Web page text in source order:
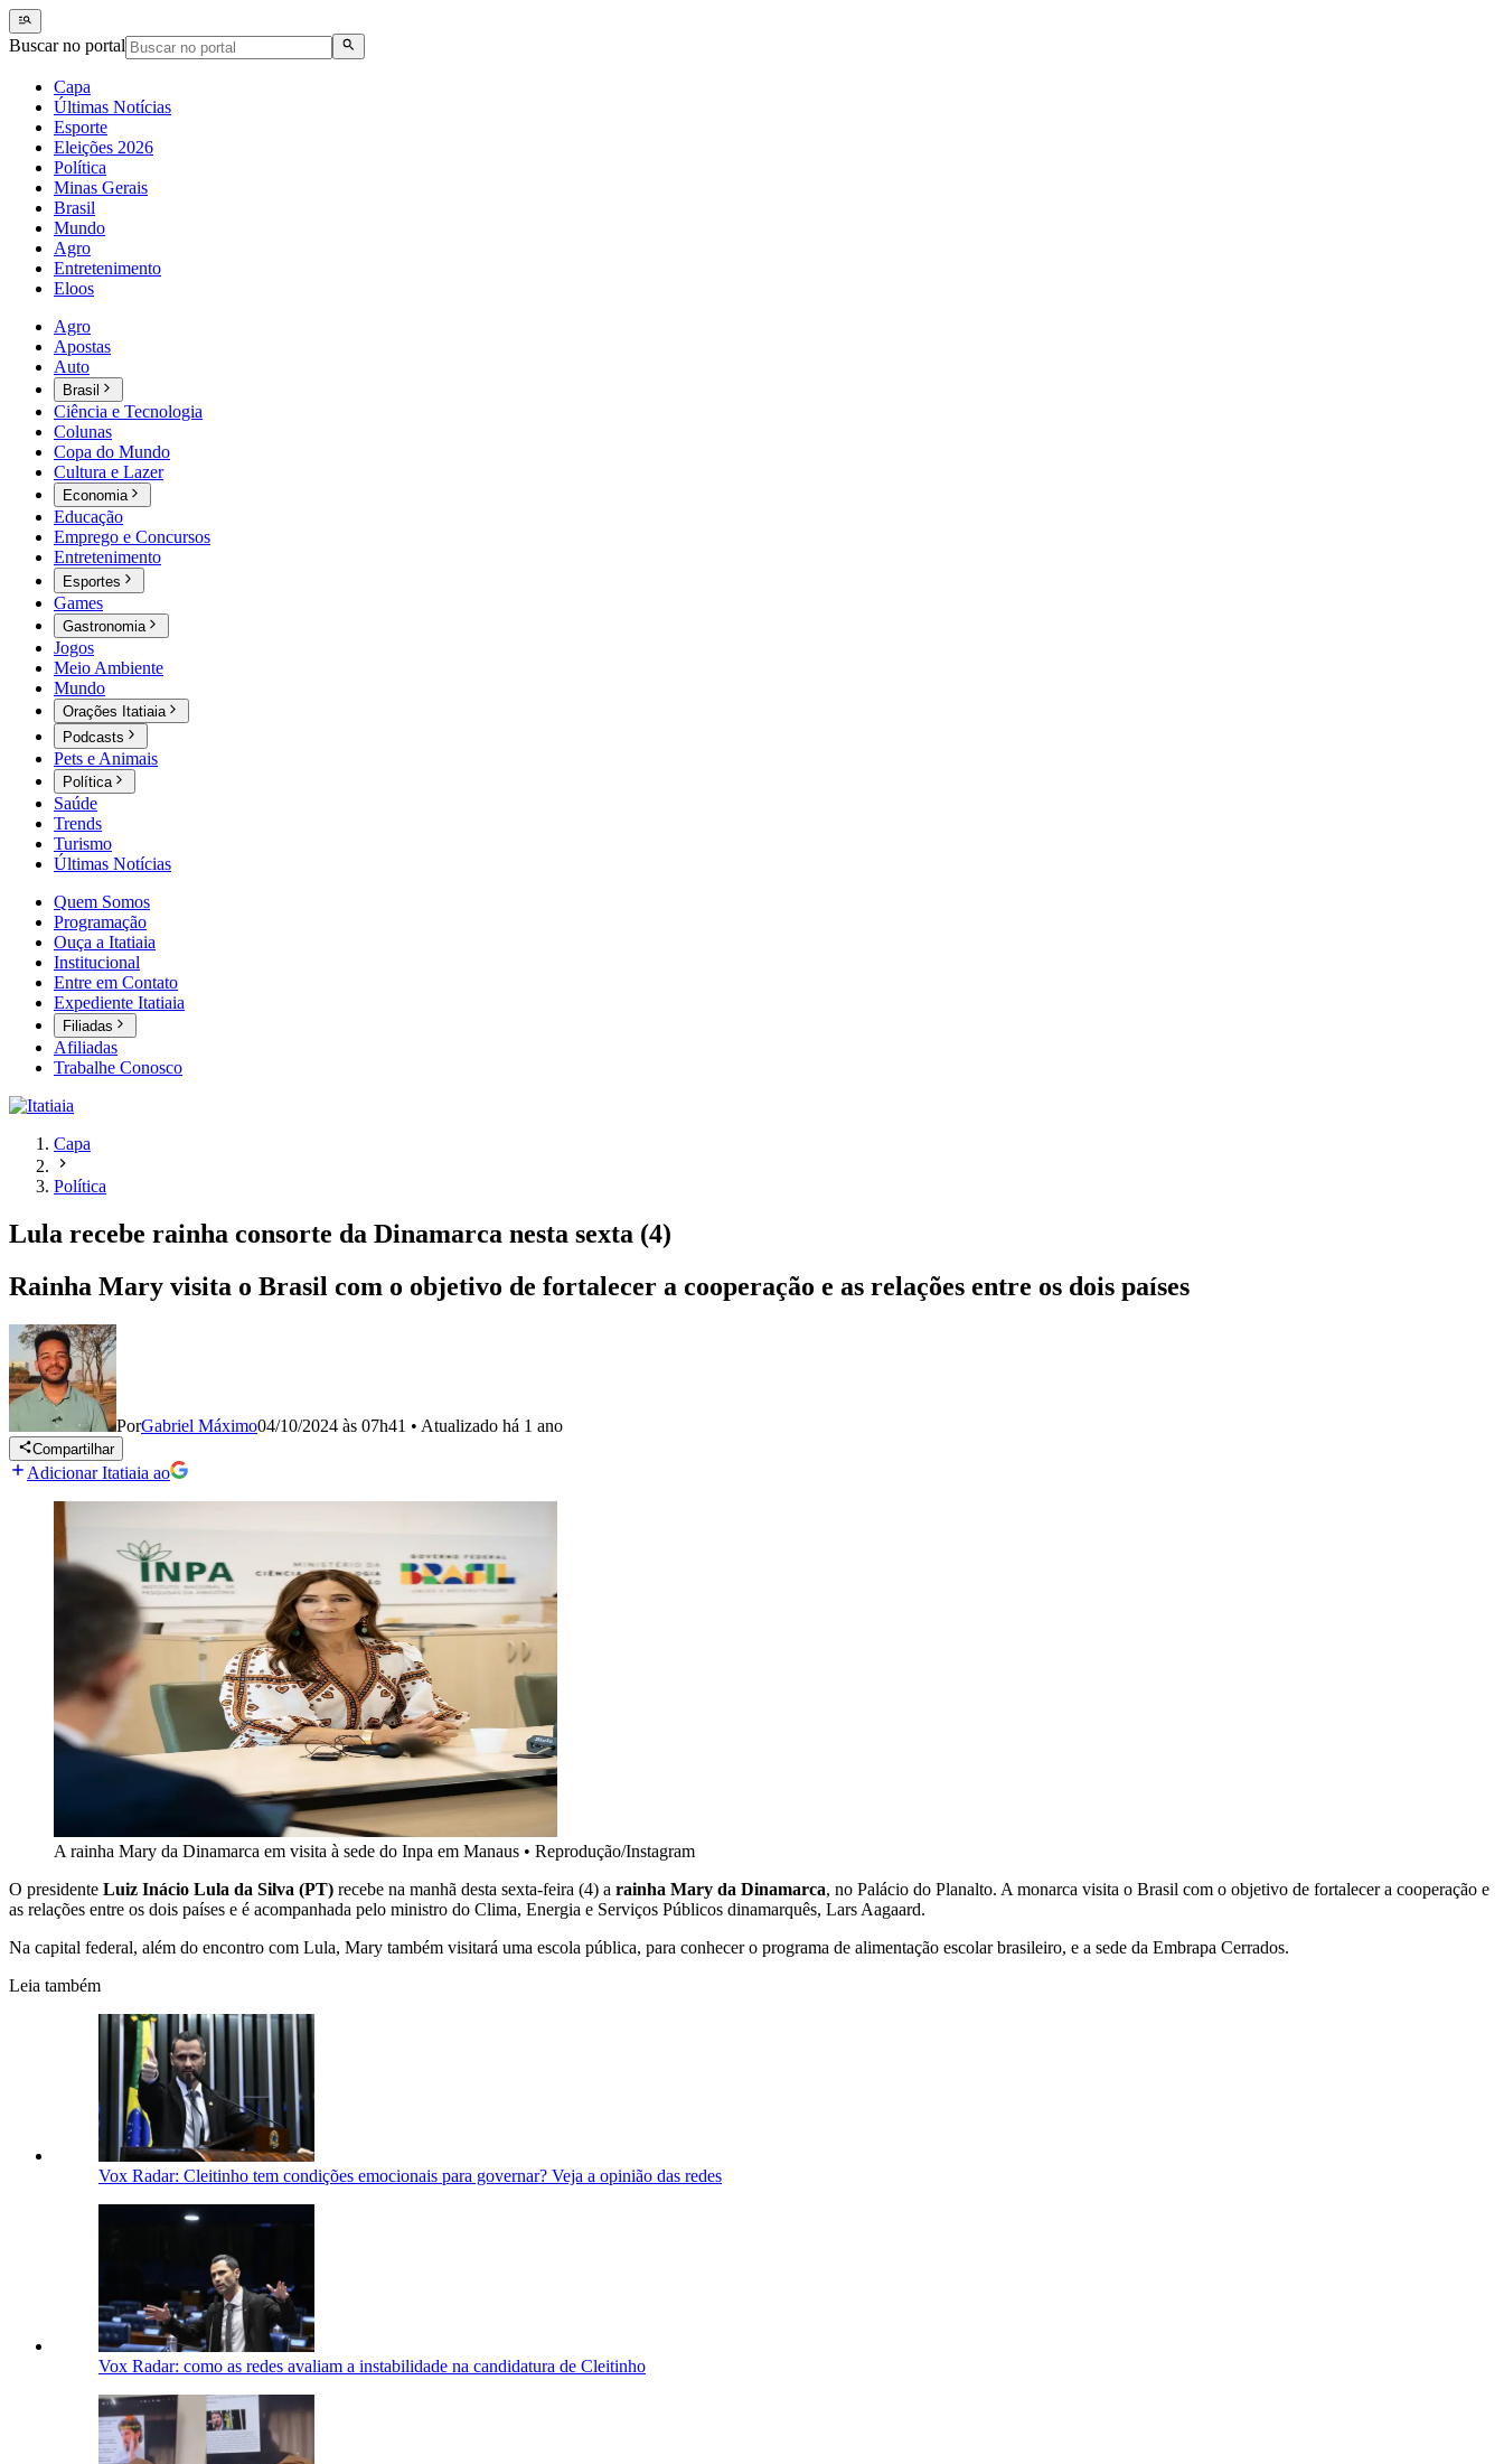
Buscar no portal
Capa
Últimas Notícias
Esporte
Eleições 2026
Política
Minas Gerais
Brasil
Mundo
Agro
Entretenimento
Eloos
Agro
Apostas
Auto
Brasil
Ciência e Tecnologia
Colunas
Copa do Mundo
Cultura e Lazer
Economia
Educação
Emprego e Concursos
Entretenimento
Esportes
Games
Gastronomia
Jogos
Meio Ambiente
Mundo
Orações Itatiaia
Podcasts
Pets e Animais
Política
Saúde
Trends
Turismo
Últimas Notícias
Quem Somos
Programação
Ouça a Itatiaia
Institucional
Entre em Contato
Expediente Itatiaia
Filiadas
Afiliadas
Trabalhe Conosco
Capa
Política
Lula recebe rainha consorte da Dinamarca nesta sexta (4)
Rainha Mary visita o Brasil com o objetivo de fortalecer a cooperação e as relações entre os dois países
PorGabriel Máximo04/10/2024 às 07h41 • Atualizado há 1 ano
Compartilhar
Adicionar Itatiaia ao
A rainha Mary da Dinamarca em visita à sede do Inpa em Manaus • Reprodução/Instagram
O presidente Luiz Inácio Lula da Silva (PT) recebe na manhã desta sexta-feira (4) a rainha Mary da Dinamarca, no Palácio do Planalto. A monarca visita o Brasil com o objetivo de fortalecer a cooperação e
as relações entre os dois países e é acompanhada pelo ministro do Clima, Energia e Serviços Públicos dinamarquês, Lars Aagaard.
Na capital federal, além do encontro com Lula, Mary também visitará uma escola pública, para conhecer o programa de alimentação escolar brasileiro, e a sede da Embrapa Cerrados.
Leia também
Vox Radar: Cleitinho tem condições emocionais para governar? Veja a opinião das redes
Vox Radar: como as redes avaliam a instabilidade na candidatura de Cleitinho